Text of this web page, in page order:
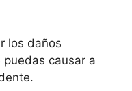
los daños
causar a